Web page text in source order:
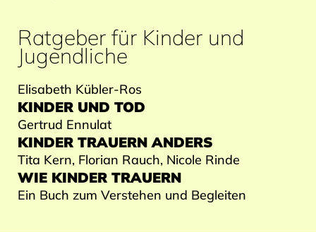
Ratgeber für Kinder und
Jugendliche
Elisabeth Kübler-Ros
KINDER UND TOD
Gertrud Ennulat
KINDER TRAUERN ANDERS
Tita Kern, Florian Rauch, Nicole Rinde
WIE KINDER TRAUERN
Ein Buch zum Verstehen und Begleiten